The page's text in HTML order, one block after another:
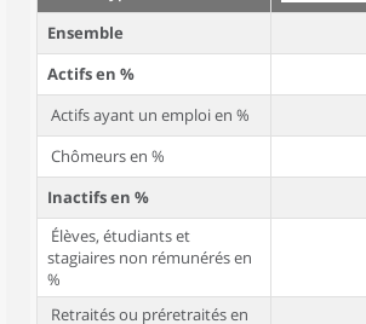
Ensemble
Actifs en %
Actifs ayant un emploi en %
Chômeurs en %
Inactifs en %
Élèves, étudiants et
stagiaires non rémunérés en
%
Retraités ou préretraités en